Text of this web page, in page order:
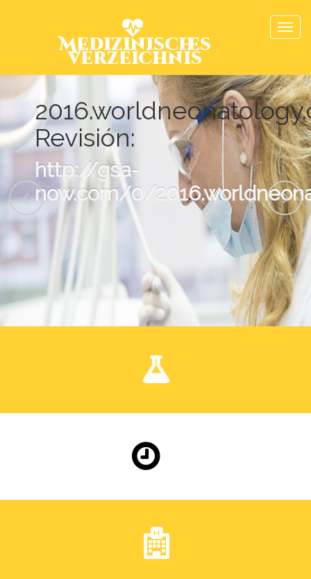
Medizinisches
Verzeichnis
Revisión:
http://gsa-
now.com/0/